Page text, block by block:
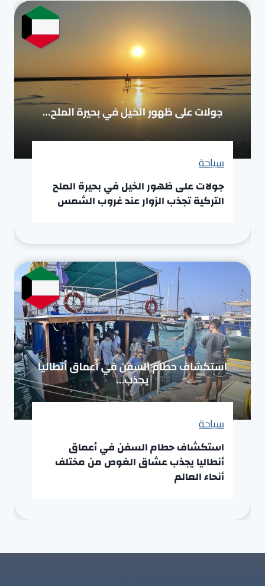
سياحة
جولات على ظهور الخيل في بحيرة الملح
التركية تجذب الزوار عند غروب الشمس
سياحة
استكشاف حطام السفن في أعماق
أنطاليا يجذب عشاق الغوص من مختلف
أنحاء العالم